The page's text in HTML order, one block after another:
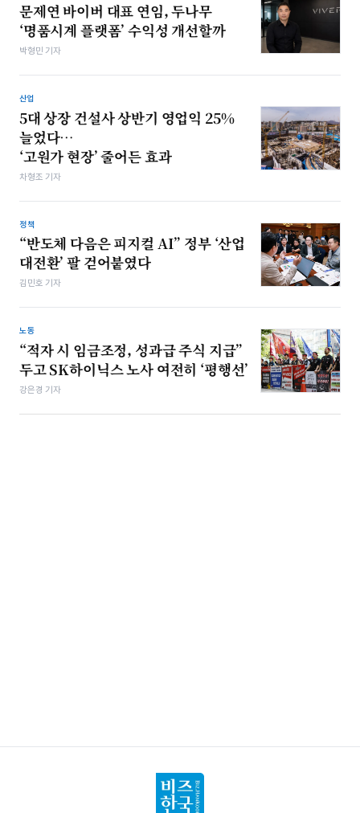
문제연 바이버 대표 연임, 두나무
‘명품시계 플랫폼’ 수익성 개선할까
박형민 기자
산업
5대 상장 건설사 상반기 영업익 25%
늘었다…
‘고원가 현장’ 줄어든 효과
차형조 기자
정책
“반도체 다음은 피지컬 AI” 정부 ‘산업
대전환’ 팔 걷어붙였다
김민호 기자
노동
“적자 시 임금조정, 성과급 주식 지급”
두고 SK하이닉스 노사 여전히 ‘평행선’
강은경 기자